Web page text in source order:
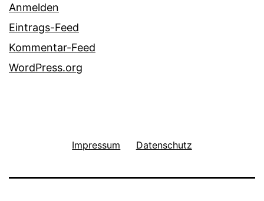
Anmelden
Eintrags-Feed
Kommentar-Feed
WordPress.org
Impressum Datenschutz